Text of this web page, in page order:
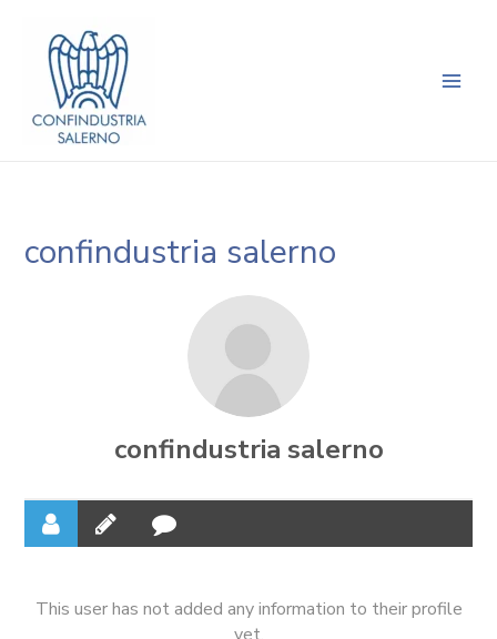
contenuto
confindustria salerno
confindustria salerno
This user has not added any information to their profile
yet.